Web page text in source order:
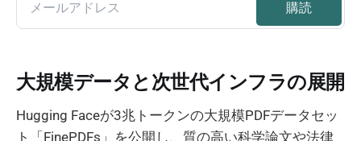
大規模データと次世代インフラの展開
Hugging Faceが3兆トークンの大規模PDFデータセッ
ト「FinePDFs」を公開し、質の高い科学論文や法律